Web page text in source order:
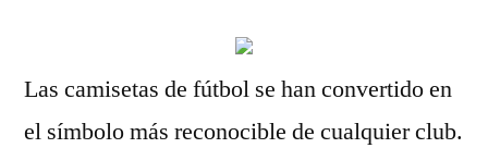
Las camisetas de fútbol se han convertido en
el símbolo más reconocible de cualquier club.